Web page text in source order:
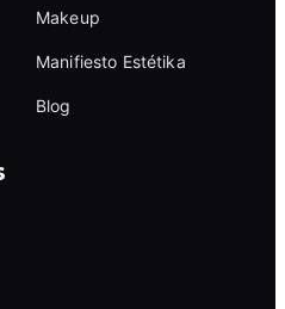
Makeup
Manifiesto Estétika
Blog